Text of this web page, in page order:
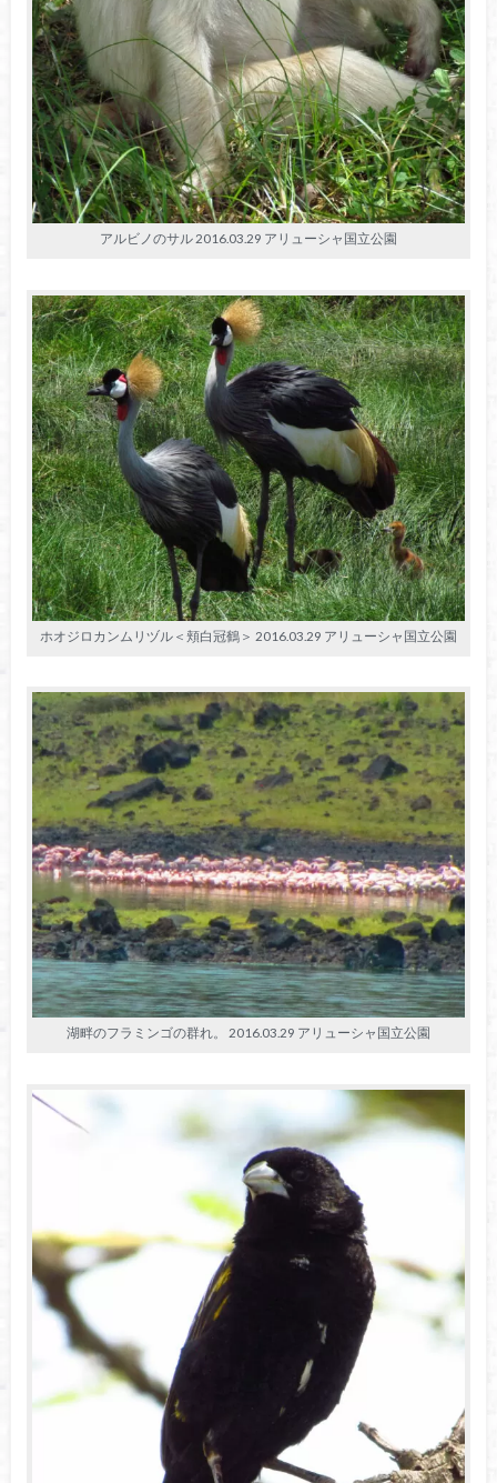
アルビノのサル 2016.03.29 アリューシャ国立公園
ホオジロカンムリヅル＜頬白冠鶴＞ 2016.03.29 アリューシャ国立公園
湖畔のフラミンゴの群れ。 2016.03.29 アリューシャ国立公園